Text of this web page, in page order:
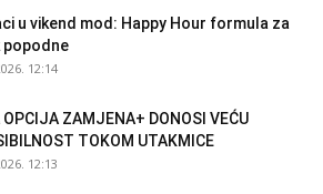
u vikend mod: Happy Hour formula za
popodne
12:14
OPCIJA ZAMJENA+ DONOSI VEĆU
TOKOM UTAKMICE
12:13